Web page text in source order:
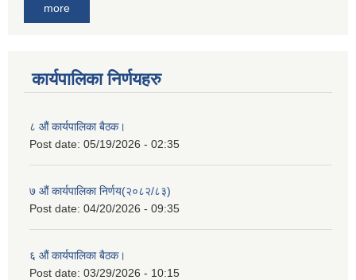
more
कार्यपालिका निर्णयहरु
८ औं कार्यपालिका बैठक।
Post date: 05/19/2026 - 02:35
७ औं कार्यपालिका निर्णय(२०८२/८३)
Post date: 04/20/2026 - 09:35
६ औं कार्यपालिका बैठक।
Post date: 03/29/2026 - 10:15